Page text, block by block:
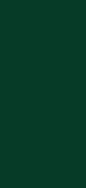
I tillegg
i titan.
Hz.